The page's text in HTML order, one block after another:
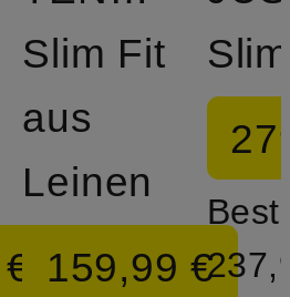
Slim Fit
aus
Leinen
159,99 €